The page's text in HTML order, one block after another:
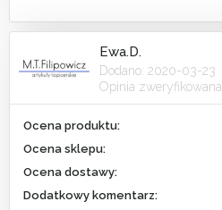
Ewa.D.
Dodano: 2020-03-23
Opinia zweryfikowana
Ocena produktu:
Ocena sklepu:
Ocena dostawy:
Dodatkowy komentarz: